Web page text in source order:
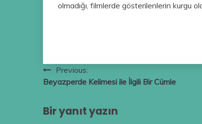
olmadığı, filmlerde gösterilenlerin kurgu
Yazı
gezinmesi
Previous:
Beyazperde Kelimesi ile İlgili Bir Cümle
Bir yanıt yazın